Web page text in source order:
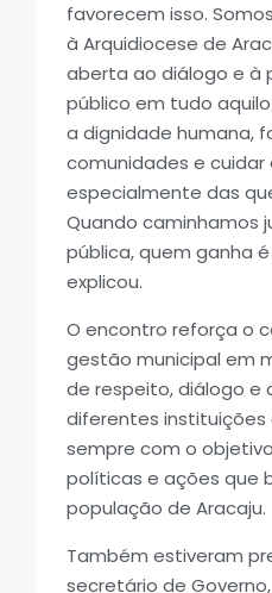
favorecem isso.
à Arquidiocese de
aberta ao diálogo e à
público em tudo
a dignidade humana,
comunidades e cuidar
especialmente das
Quando caminhamos
pública, quem ganha
explicou.
O encontro reforça o
gestão municipal em
de respeito, diálogo e
diferentes instituições
sempre com o
políticas e ações que
população de Aracaju.
Também estiveram
secretário de